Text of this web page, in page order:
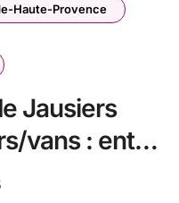
Haute-Provence
Jausiers
vans : entre
d’Oronaye